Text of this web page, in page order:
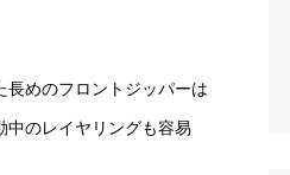
長めのフロントジッパーは
中のレイヤリングも容易